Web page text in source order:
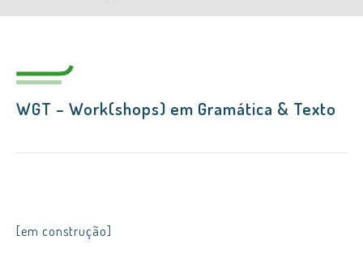
CLUNL
WGT – Work(shops) em Gramática & Texto
[em construção]